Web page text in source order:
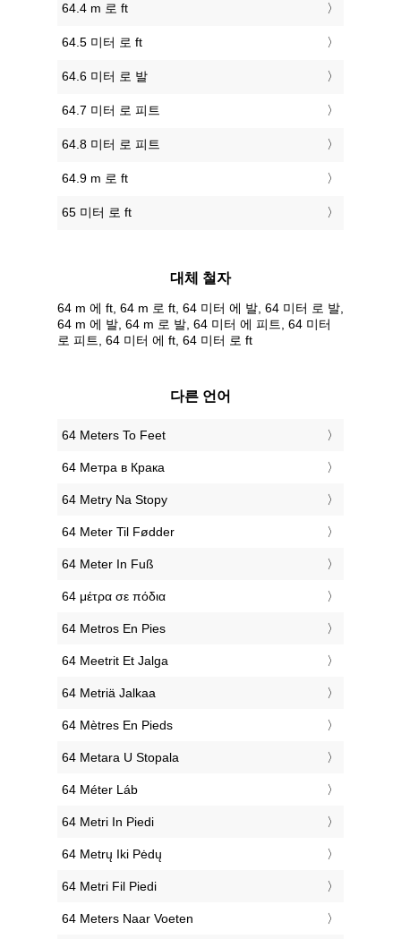
64.4 m 로 ft
64.5 미터 로 ft
64.6 미터 로 발
64.7 미터 로 피트
64.8 미터 로 피트
64.9 m 로 ft
65 미터 로 ft
대체 철자
64 m 에 ft, 64 m 로 ft, 64 미터 에 발, 64 미터 로 발,
64 m 에 발, 64 m 로 발, 64 미터 에 피트, 64 미터
로 피트, 64 미터 에 ft, 64 미터 로 ft
다른 언어
‎64 Meters To Feet
‎64 Метра в Крака
‎64 Metry Na Stopy
‎64 Meter Til Fødder
‎64 Meter In Fuß
‎64 μέτρα σε πόδια
‎64 Metros En Pies
‎64 Meetrit Et Jalga
‎64 Metriä Jalkaa
‎64 Mètres En Pieds
‎64 Metara U Stopala
‎64 Méter Láb
‎64 Metri In Piedi
‎64 Metrų Iki Pėdų
‎64 Metri Fil Piedi
‎64 Meters Naar Voeten